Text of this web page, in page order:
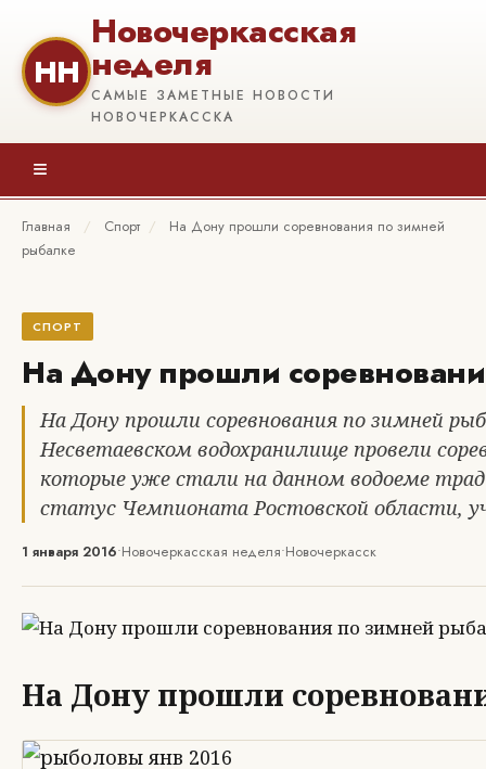
НН
Новочеркасская
неделя
САМЫЕ ЗАМЕТНЫЕ НОВОСТИ
НОВОЧЕРКАССКА
≡
Главная / Спорт /
На Дону прошли соревнования по зимней
рыбалке
СПОРТ
На Дону прошли
На Дону прошли соревнования по зимней
Несветаевском водохранилище провели
которые уже стали на данном водоеме
статус Чемпионата Ростовской области,
1 января 2016•Новочеркасская неделя•Новочеркасск
На Дону прошли